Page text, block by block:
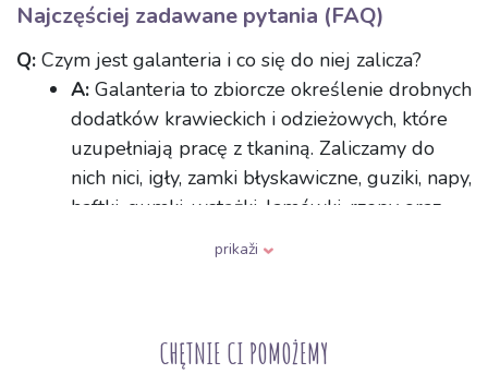
Najczęściej zadawane pytania (FAQ)
Q: Czym jest galanteria i co się do niej zalicza?
A: Galanteria to zbiorcze określenie drobnych
dodatków krawieckich i odzieżowych, które
uzupełniają pracę z tkaniną. Zaliczamy do
nich nici, igły, zamki błyskawiczne, guziki, napy,
haftki, gumki, wstążki, lamówki, rzepy oraz
różne elementy ozdobne. To właśnie te
dodatki spinają odzież w całość i umożliwiają
Jak dobrać odpowiednią igłę do maszyny do
szycia w zależności od rodzaju tkaniny?
prikaži
CHĘTNIE CI POMOŻEMY